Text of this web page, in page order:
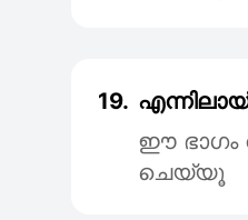
19.
ഈ ഭാഗം
ചെയ്യൂ